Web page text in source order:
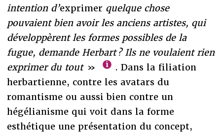
intention d’exprimer quelque chose
pouvaient bien avoir les anciens artistes, qui
développèrent les formes possibles de la
fugue, demande Herbart ? Ils ne voulaient rien
exprimer du tout »
. Dans la filiation
herbartienne, contre les avatars du
romantisme ou aussi bien contre un
hégélianisme qui voit dans la forme
esthétique une présentation du concept,